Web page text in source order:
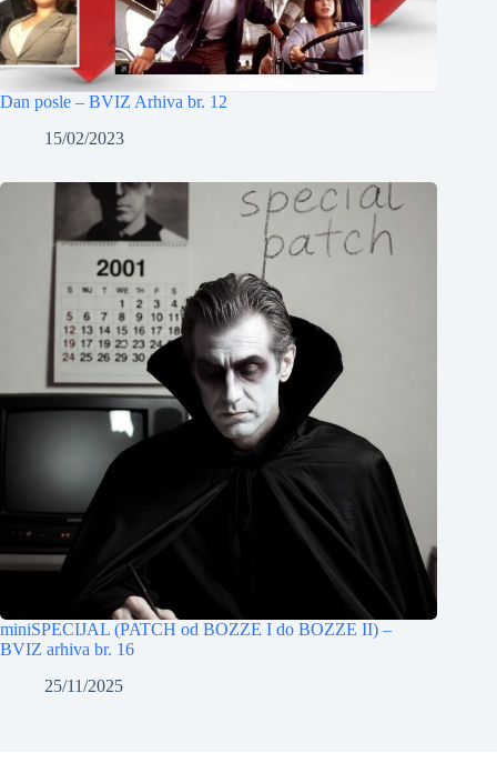
Dan posle – BVIZ Arhiva br. 12
15/02/2023
miniSPECIJAL (PATCH od BOZZE I do BOZZE II) –
BVIZ arhiva br. 16
25/11/2025